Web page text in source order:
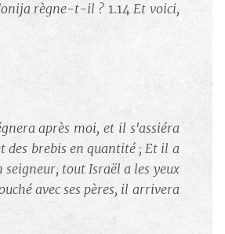
règne-t-il ? 1.14Et voici,
après moi, et il s'assiéra
des brebis en quantité ; Et il a
seigneur, tout Israël a les yeux
avec ses pères, il arrivera